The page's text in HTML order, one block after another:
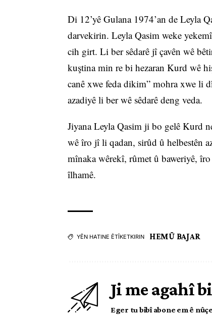
Di 12’yê Gulana 1974’an de Leyla
darvekirin. Leyla Qasim weke
cih girt. Li ber sêdarê jî çavên wê
kuştina min re bi hezaran Kurd wê
canê xwe feda dikim” mohra xwe li
azadiyê li ber wê sêdarê deng veda.
Jiyana Leyla Qasim ji bo gelê Kurd
wê îro jî li qadan, sirûd û helbestên
mînaka wêrekî, rûmet û baweriyê,
îlhamê.
YÊN HATINE ÊTÎKETKIRIN HEMÛ BAJAR
Ji me agahî
Eger tu bibî abone em ê